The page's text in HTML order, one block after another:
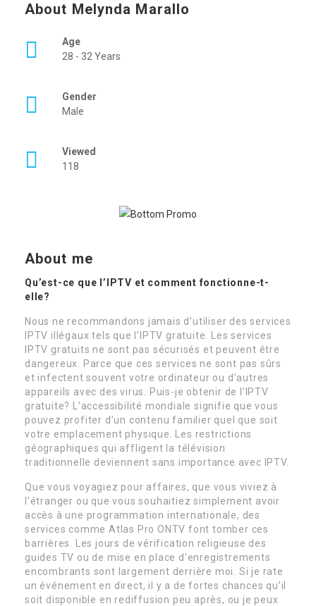
About Melynda Marallo
Age
28 - 32 Years
Gender
Male
Viewed
118
About me
Qu’est-ce que l’IPTV et comment fonctionne-t-
elle?
Nous ne recommandons jamais d’utiliser des services
IPTV illégaux tels que l’IPTV gratuite. Les services
IPTV gratuits ne sont pas sécurisés et peuvent être
dangereux. Parce que ces services ne sont pas sûrs
et infectent souvent votre ordinateur ou d’autres
appareils avec des virus. Puis-je obtenir de l’IPTV
gratuite? L’accessibilité mondiale signifie que vous
pouvez profiter d’un contenu familier quel que soit
votre emplacement physique. Les restrictions
géographiques qui affligent la télévision
traditionnelle deviennent sans importance avec IPTV.
Que vous voyagiez pour affaires, que vous viviez à
l’étranger ou que vous souhaitiez simplement avoir
accès à une programmation internationale, des
services comme Atlas Pro ONTV font tomber ces
barrières. Les jours de vérification religieuse des
guides TV ou de mise en place d’enregistrements
encombrants sont largement derrière moi. Si je rate
un événement en direct, il y a de fortes chances qu’il
soit disponible en rediffusion peu après, ou je peux